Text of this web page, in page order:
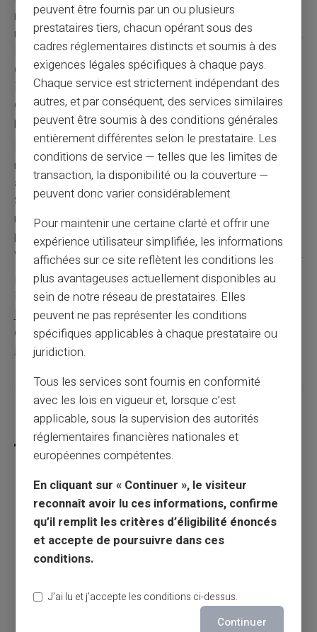
risques en cas de problème. Conserver plusieurs
méthodes permet de faire face aux situations imprévues.
Les espèces restent utiles pour les petits achats
quotidiens. La carte prépayée couvre les achats
importants et les transactions en ligne. Cette
complémentarité assure une continuité dans les
paiements.
anticipation des rechargements évite les ruptures de
moyens de paiement. Programmer des virements
automatiques selon ses revenus facilite la gestion.
Surveiller régulièrement le solde disponible prévient les
refus de paiement. Card Veritas envoie des notifications
pour informer des mouvements sur le compte. Cette
vigilance maintient une capacité de paiement constante.
Pour découvrir toutes les solutions de paiement pour
interdits bancaires, consultez notre page spécialisée :
Interdits bancaires. Apprenez également comment
obtenir une carte prépayée malgré l'inscription au FICP :
FICP et carte prépayée.
Partager cet article
Est-il possible d'avoir une carte prépayée
avec RIB sans compte bancaire ?
Article précédent
Quelle carte quand on est interdit bancaire ?
peuvent être fournis par un ou plusieurs
prestataires tiers, chacun opérant sous des
cadres réglementaires distincts et soumis à des
exigences légales spécifiques à chaque pays.
Chaque service est strictement indépendant des
autres, et par conséquent, des services similaires
peuvent être soumis à des conditions générales
entièrement différentes selon le prestataire. Les
conditions de service — telles que les limites de
transaction, la disponibilité ou la couverture —
peuvent donc varier considérablement.
Pour maintenir une certaine clarté et offrir une
expérience utilisateur simplifiée, les informations
affichées sur ce site reflètent les conditions les
plus avantageuses actuellement disponibles au
sein de notre réseau de prestataires. Elles
peuvent ne pas représenter les conditions
spécifiques applicables à chaque prestataire ou
juridiction.
Tous les services sont fournis en conformité
avec les lois en vigueur et, lorsque c’est
applicable, sous la supervision des autorités
réglementaires financières nationales et
européennes compétentes.
En cliquant sur « Continuer », le visiteur
reconnaît avoir lu ces informations, confirme
qu’il remplit les critères d’éligibilité énoncés
et accepte de poursuivre dans ces
conditions.
J’ai lu et j’accepte les conditions ci-dessus.
Continuer